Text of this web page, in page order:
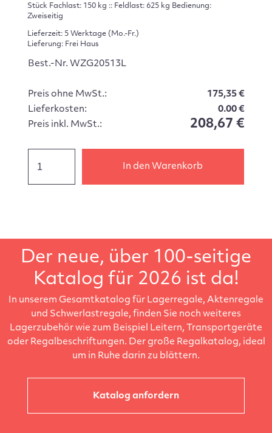
Stück Fachlast: 150 kg :: Feldlast: 625 kg Bedienung:
Zweiseitig
Lieferzeit: 5 Werktage (Mo.-Fr.)
Lieferung: Frei Haus
Best.-Nr. WZG20513L
Preis ohne MwSt.:
175,35 €
Lieferkosten:
0.00 €
Preis inkl. MwSt.:
208,67 €
In den Warenkorb
Der neue, über 100-seitige
Katalog für 2026 ist da!
In unserem Gesamtkatalog für Lagerregale, Aktenregale
und Schwerlastregale, finden Sie noch weiteres
Lagerzubehör wie zum Beispiel Leitern, Transportgeräte
oder Regalbeschriftungen. Der große Regalkatalog, ideal
um in Ruhe darin zu blättern.
Katalog anfordern